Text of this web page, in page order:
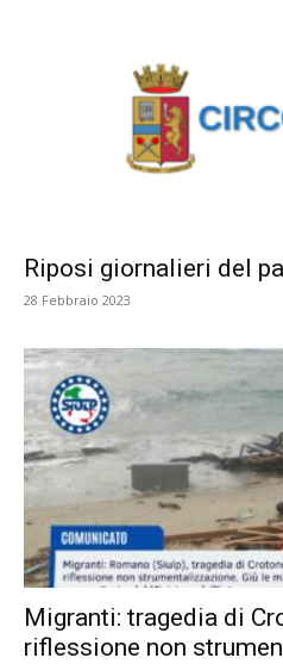
Riposi giornalieri del
28 Febbraio 2023
Migranti: tragedia di
riflessione non